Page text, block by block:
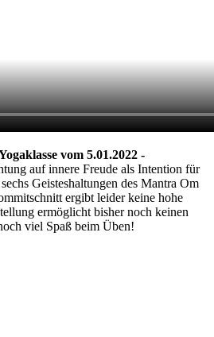
vom 5.01.2022 -
auf innere Freude als Intention für
Geisteshaltungen des Mantra Om
ergibt leider keine hohe
ermöglicht bisher noch keinen
viel Spaß beim Üben!